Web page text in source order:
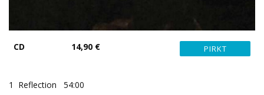
CD 14,90 €
1 Reflection 54:00